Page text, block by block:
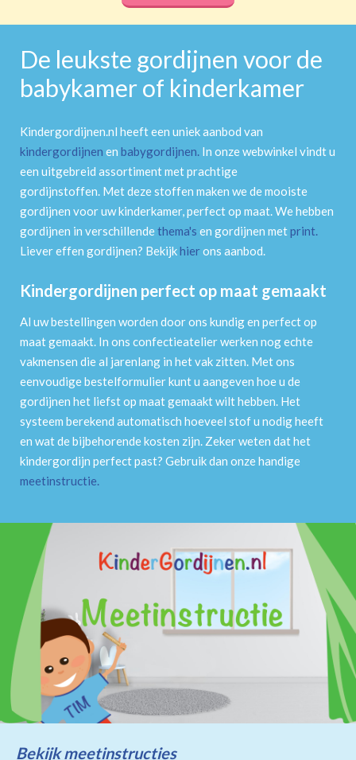
De leukste gordijnen voor de
babykamer of kinderkamer
Kindergordijnen.nl heeft een uniek aanbod van
kindergordijnen en babygordijnen. In onze webwinkel vindt u
een uitgebreid assortiment met prachtige
gordijnstoffen. Met deze stoffen maken we de mooiste
gordijnen voor uw kinderkamer, perfect op maat. We hebben
gordijnen in verschillendethema's en gordijnen metprint.
Liever effen gordijnen? Bekijkhierons aanbod.
Kindergordijnen perfect op maat gemaakt
Al uw bestellingen worden door ons kundig en perfect op
maat gemaakt. In ons confectieatelier werken nog echte
vakmensen die al jarenlang in het vak zitten. Met ons
eenvoudige bestelformulier kunt u aangeven hoe u de
gordijnen het liefst op maat gemaakt wilt hebben. Het
systeem berekend automatisch hoeveel stof u nodig heeft
en wat de bijbehorende kosten zijn. Zeker weten dat het
kindergordijn perfect past? Gebruik dan onze handige
meetinstructie.
Bekijk meetinstructies